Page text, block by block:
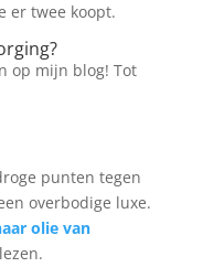
er twee koopt.
op mijn blog! Tot
punten tegen
overbodige luxe.
olie van